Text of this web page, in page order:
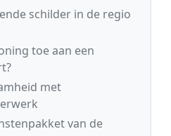
schilder in de regio
toe aan een
met
van de